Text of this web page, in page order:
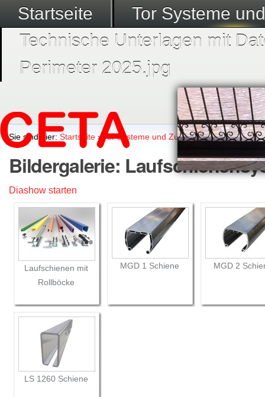
Startseite
Tor Systeme
Technische Unterlagen mit
Perimeter 2025.jpg
Sie sind hier: Startseite › Tor Systeme und Zubehör ›Tor
Bildergalerie:
Diashow starten
Laufschienen mit
Rollböcke
MGD 1 Schiene MGD 2
LS 1260 Schiene